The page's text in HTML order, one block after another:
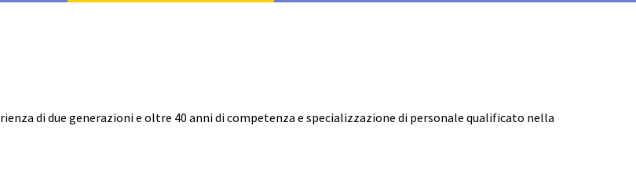
di due generazioni e oltre 40 anni di competenza e specializzazione di personale qualificato nella